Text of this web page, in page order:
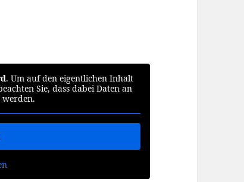
. Um auf den eigentlichen Inhalt
Sie, dass dabei Daten an